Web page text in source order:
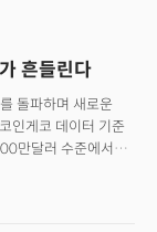
흔들린다
돌파하며 새로운
인게코 데이터 기준
만달러 수준에서
(RNDR)는 412%,
아카시네트워크